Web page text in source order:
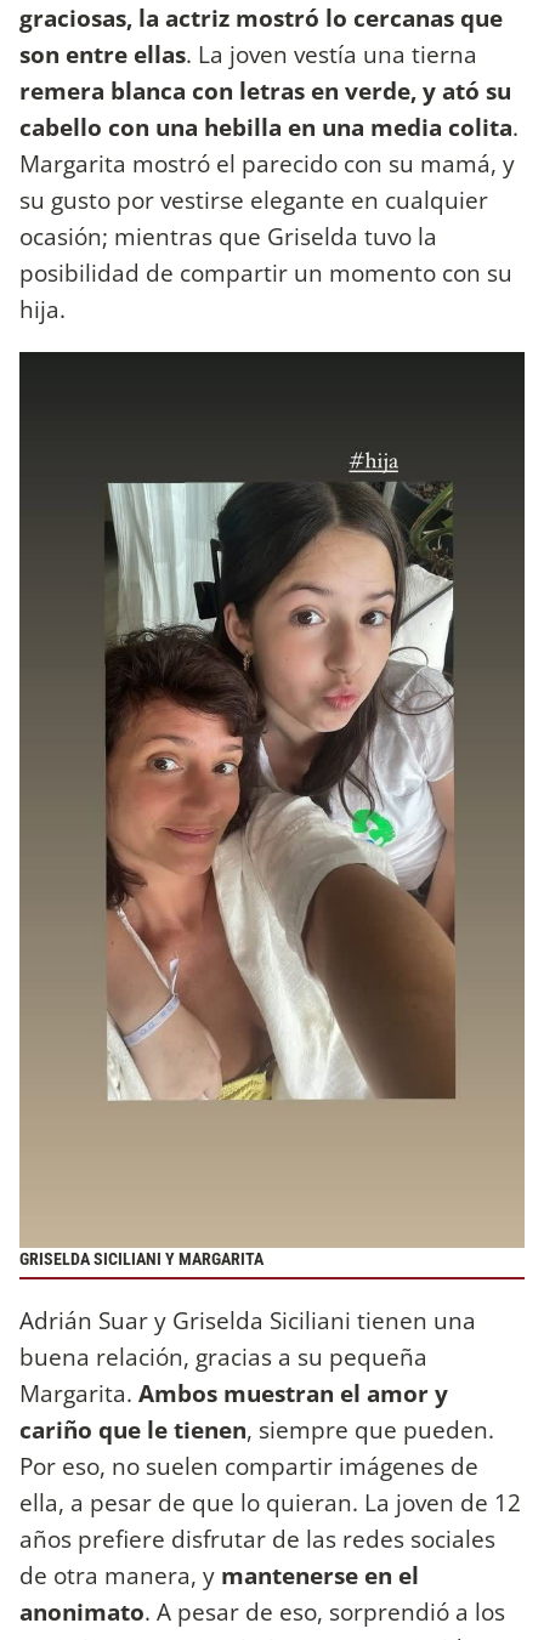
graciosas, la actriz mostró lo cercanas que
son entre ellas. La joven vestía una tierna
remera blanca con letras en verde, y ató su
cabello con una hebilla en una media colita.
Margarita mostró el parecido con su mamá, y
su gusto por vestirse elegante en cualquier
ocasión; mientras que Griselda tuvo la
posibilidad de compartir un momento con su
hija.
GRISELDA SICILIANI Y MARGARITA
Adrián Suar y Griselda Siciliani tienen una
buena relación, gracias a su pequeña
Margarita. Ambos muestran el amor y
cariño que le tienen, siempre que pueden.
Por eso, no suelen compartir imágenes de
ella, a pesar de que lo quieran. La joven de 12
años prefiere disfrutar de las redes sociales
de otra manera, y mantenerse en el
anonimato. A pesar de eso, sorprendió a los